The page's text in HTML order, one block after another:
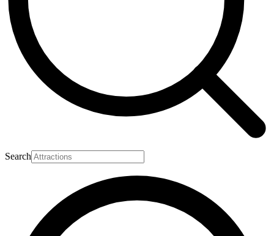
Search